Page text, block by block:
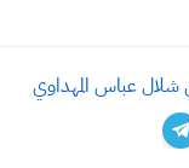
شلال عباس المهداوي